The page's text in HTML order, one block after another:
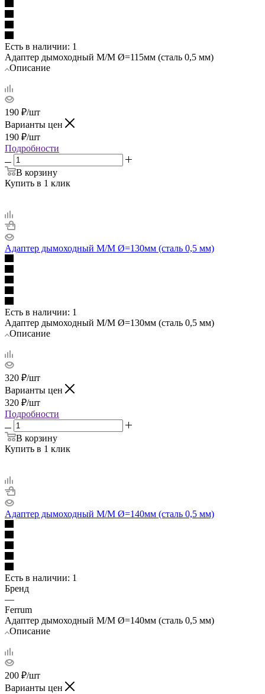
Есть в наличии: 1
Адаптер дымоходный М/М Ø=115мм (сталь 0,5 мм)
Описание
190 ₽/шт
Варианты цен
190 ₽/шт
Подробности
В корзину
Купить в 1 клик
Адаптер дымоходный М/М Ø=130мм (сталь 0,5 мм)
Есть в наличии: 1
Адаптер дымоходный М/М Ø=130мм (сталь 0,5 мм)
Описание
320 ₽/шт
Варианты цен
320 ₽/шт
Подробности
В корзину
Купить в 1 клик
Адаптер дымоходный М/М Ø=140мм (сталь 0,5 мм)
Есть в наличии: 1
Бренд
—
Ferrum
Адаптер дымоходный М/М Ø=140мм (сталь 0,5 мм)
Описание
200 ₽/шт
Варианты цен